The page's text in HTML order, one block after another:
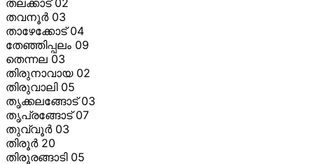
തവനൂര്03
താഴേക്കോട് 04
തേഞ്ഞിപ്പലം 09
തെന്നല 03
തിരുനാവായ 02
തിരുവാലി 05
തൃക്കലങ്ങോട് 03
തൃപ്രങ്ങോട് 07
തുവ്വൂര്03
തിരൂര്20
തിരൂരങ്ങാടി 05